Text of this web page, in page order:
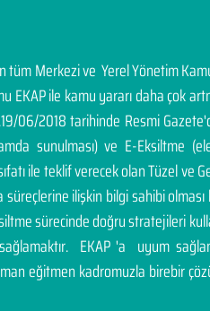
Merkezi ve Yerel Yönetim
ile kamu yararı daha çok
06/2018 tarihinde Resmi
sunulması) ve E-Eksiltme
ile teklif verecek olan Tüzel ve
ilişkin bilgi sahibi
sürecinde doğru stratejileri
EKAP 'a uyum
eğitmen kadromuzla birebir